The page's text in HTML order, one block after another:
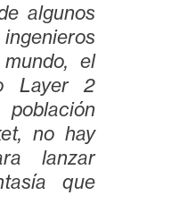
algunos
el
Layer 2
no hay
lanzar
que